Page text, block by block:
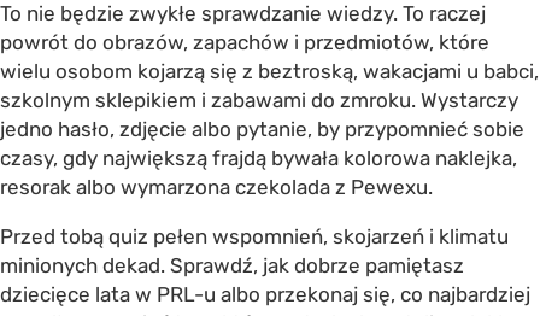
To nie będzie zwykłe sprawdzanie wiedzy. To raczej
powrót do obrazów, zapachów i przedmiotów, które
wielu osobom kojarzą się z beztroską, wakacjami u babci,
szkolnym sklepikiem i zabawami do zmroku. Wystarczy
jedno hasło, zdjęcie albo pytanie, by przypomnieć sobie
czasy, gdy największą frajdą bywała kolorowa naklejka,
resorak albo wymarzona czekolada z Pewexu.
Przed tobą quiz pełen wspomnień, skojarzeń i klimatu
minionych dekad. Sprawdź, jak dobrze pamiętasz
dziecięce lata w PRL-u albo przekonaj się, co najbardziej